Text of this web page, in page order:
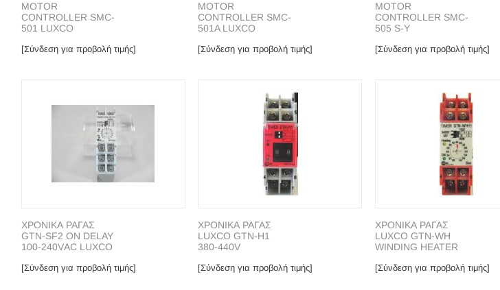
MOTOR
CONTROLLER SMC-
501 LUXCO
[Σύνδεση για προβολή τιμής]
MOTOR
CONTROLLER SMC-
501A LUXCO
[Σύνδεση για προβολή τιμής]
MOTOR
CONTROLLER SMC-
505 S-Y
[Σύνδεση για προβολή τιμής]
ΧΡΟΝΙΚΑ ΡΑΓΑΣ
GTN-SF2 ON DELAY
100-240VΑC LUXCO
[Σύνδεση για προβολή τιμής]
ΧΡΟΝΙΚΑ ΡΑΓΑΣ
LUXCO GTN-H1
380-440V
[Σύνδεση για προβολή τιμής]
ΧΡΟΝΙΚΑ ΡΑΓΑΣ
LUXCO GTN-WH
WINDING HEATER
[Σύνδεση για προβολή τιμής]